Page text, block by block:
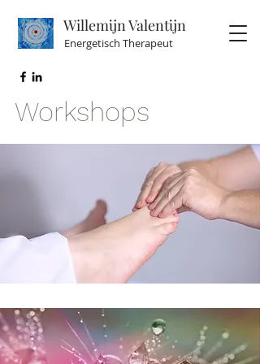
Energetisch Therapeut
Willemijn Valentijn
Workshops
Braziliaanse Teentechniek
Workshop